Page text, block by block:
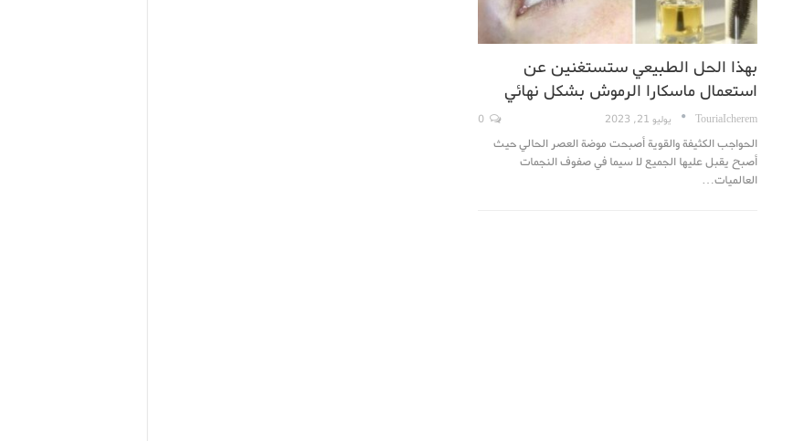
بهذا الحل الطبيعي ستستغنين عن
استعمال ماسكارا الرموش بشكل نهائي
TouriaIcherem يوليو 21, 2023
الحواجب الكثيفة والقوية أصبحت موضة العصر الحالي حيث
أصبح يقبل عليها الجميع لا سيما في صفوف النجمات
العالميات…